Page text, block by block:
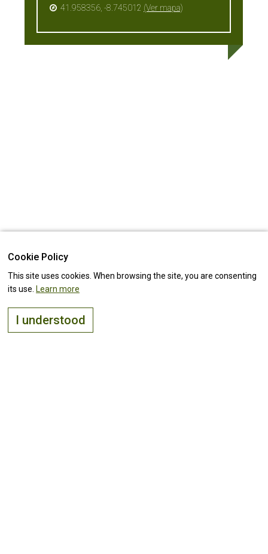
41.958356, -8.745012 (Ver mapa)
Cookie Policy
This site uses cookies. When browsing the site, you are consenting
its use. Learn more
I understood